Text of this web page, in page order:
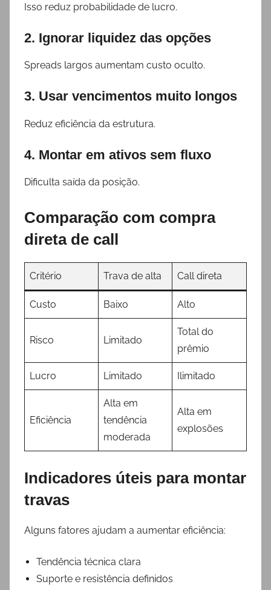
Isso reduz probabilidade de lucro.
2. Ignorar liquidez das opções
Spreads largos aumentam custo oculto.
3. Usar vencimentos muito longos
Reduz eficiência da estrutura.
4. Montar em ativos sem fluxo
Dificulta saída da posição.
Comparação com compra
direta de call
Critério Trava de alta Call direta
Custo Baixo Alto
Risco Limitado
Total do
prêmio
Lucro Limitado Ilimitado
Eficiência
Alta em
tendência
moderada
Alta em
explosões
Indicadores úteis para montar
travas
Alguns fatores ajudam a aumentar eficiência:
Tendência técnica clara
Suporte e resistência definidos